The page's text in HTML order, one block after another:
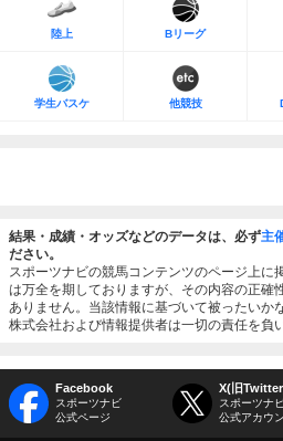
陸上 Bリーグ
学生バスケ 他競技
結果・成績・オッズなどのデータは、必ず主
ださい。
スポーツナビの競馬コンテンツのページ上に
は万全を期しておりますが、その内容の正確
ありません。当該情報に基づいて被ったいか
株式会社および情報提供者は一切の責任を負
Facebook
スポーツナビ
公式ページ
X(旧
スポーツナ
公式アカウ